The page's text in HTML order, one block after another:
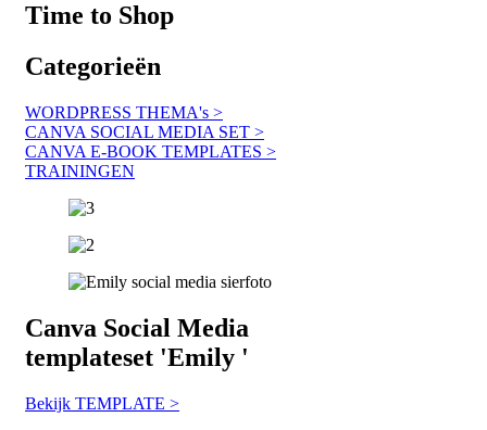
Time to Shop
Categorieën
WORDPRESS THEMA's >
CANVA SOCIAL MEDIA SET >
CANVA E-BOOK TEMPLATES >
TRAININGEN
Canva Social Media
templateset 'Emily '
Bekijk TEMPLATE >